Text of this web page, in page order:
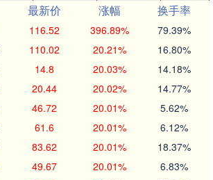
最新价 涨幅
换手率
116.52 396.89% 79.39%
110.02 20.21% 16.80%
14.8 20.03% 14.18%
20.44 20.02% 14.77%
46.72 20.01% 5.62%
61.6 20.01% 6.12%
83.62 20.01% 18.37%
49.67 20.01% 6.83%